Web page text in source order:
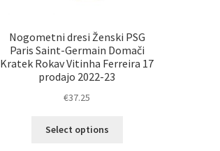
Nogometni dresi Ženski PSG
Paris Saint-Germain Domači
Kratek Rokav Vitinha Ferreira 17
prodajo 2022-23
€37.25
Select options